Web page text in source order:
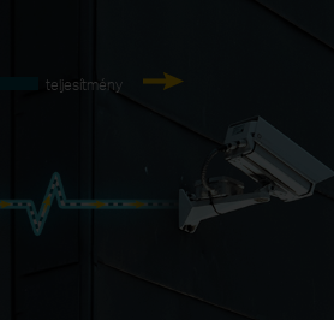
teljesítmény